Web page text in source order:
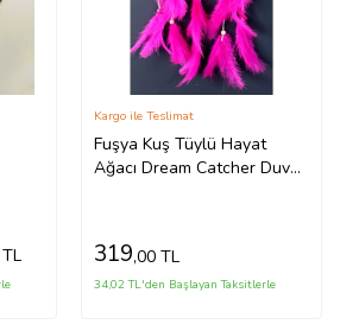
Fuşya Kuş Tüylü Hayat
Ağacı Dream Catcher Duvar
Kargo ile Teslimat
319,00 TL
34,02 TL'den Başlayan Taksitlerle